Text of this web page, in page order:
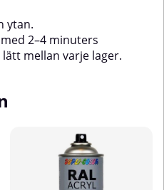
ytan.
2–4 minuters
mellan varje lager.